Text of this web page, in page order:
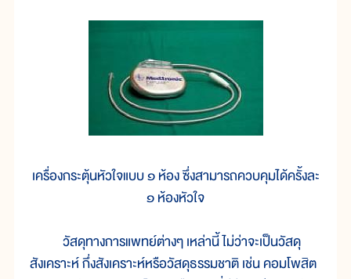
เครื่องกระตุ้นหัวใจแบบ ๑ ห้อง ซึ่งสามารถควบคุมได้ครั้งละ
๑ ห้องหัวใจ
วัสดุทางการแพทย์ต่างๆ เหล่านี้ ไม่ว่าจะเป็นวัสดุ
สังเคราะห์ กึ่งสังเคราะห์หรือวัสดุธรรมชาติ เช่น คอมโพสิต